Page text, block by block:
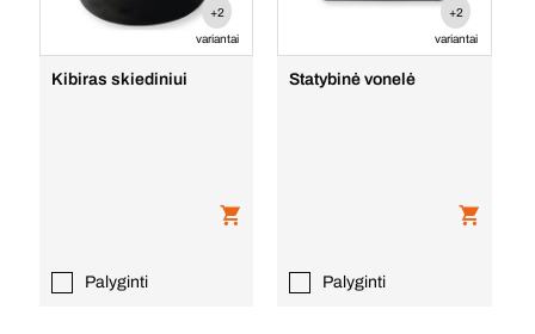
+2
variantai
Kibiras skiediniui
Palyginti
+2
variantai
Statybinė vonelė
Palyginti